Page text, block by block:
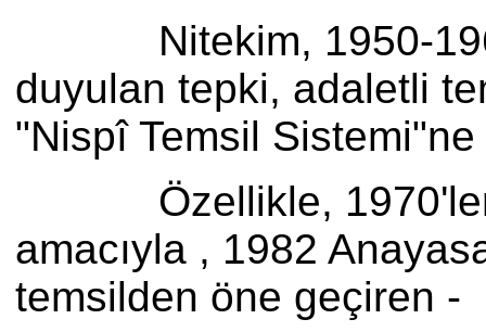
Nitekim, 1950-1960
duyulan tepki, adaletli
"Nispî Temsil
Özellikle,
amacıyla , 1982
temsilden öne geçiren -